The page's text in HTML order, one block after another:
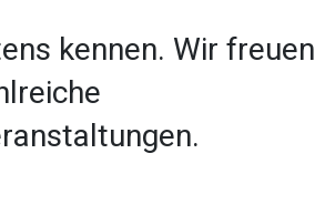
kennen. Wir freuen